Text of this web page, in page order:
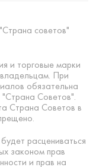
советов"
и торговые марки
При
обязательна
Советов".
Страна Советов в
расцениваться
законом прав
и прав на